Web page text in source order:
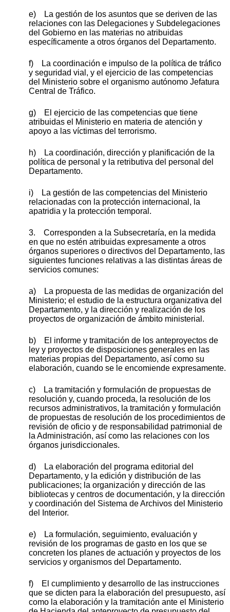
e) La gestión de los asuntos que se deriven de las
relaciones con las Delegaciones y Subdelegaciones
del Gobierno en las materias no atribuidas
específicamente a otros órganos del Departamento.
f) La coordinación e impulso de la política de tráfico
y seguridad vial, y el ejercicio de las competencias
del Ministerio sobre el organismo autónomo Jefatura
Central de Tráfico.
g) El ejercicio de las competencias que tiene
atribuidas el Ministerio en materia de atención y
apoyo a las víctimas del terrorismo.
h) La coordinación, dirección y planificación de la
política de personal y la retributiva del personal del
Departamento.
i) La gestión de las competencias del Ministerio
relacionadas con la protección internacional, la
apatridia y la protección temporal.
3. Corresponden a la Subsecretaría, en la medida
en que no estén atribuidas expresamente a otros
órganos superiores o directivos del Departamento, las
siguientes funciones relativas a las distintas áreas de
servicios comunes:
a) La propuesta de las medidas de organización del
Ministerio; el estudio de la estructura organizativa del
Departamento, y la dirección y realización de los
proyectos de organización de ámbito ministerial.
b) El informe y tramitación de los anteproyectos de
ley y proyectos de disposiciones generales en las
materias propias del Departamento, así como su
elaboración, cuando se le encomiende expresamente.
c) La tramitación y formulación de propuestas de
resolución y, cuando proceda, la resolución de los
recursos administrativos, la tramitación y formulación
de propuestas de resolución de los procedimientos de
revisión de oficio y de responsabilidad patrimonial de
la Administración, así como las relaciones con los
órganos jurisdiccionales.
d) La elaboración del programa editorial del
Departamento, y la edición y distribución de las
publicaciones; la organización y dirección de las
bibliotecas y centros de documentación, y la dirección
y coordinación del Sistema de Archivos del Ministerio
del Interior.
e) La formulación, seguimiento, evaluación y
revisión de los programas de gasto en los que se
concreten los planes de actuación y proyectos de los
servicios y organismos del Departamento.
f) El cumplimiento y desarrollo de las instrucciones
que se dicten para la elaboración del presupuesto, así
como la elaboración y la tramitación ante el Ministerio